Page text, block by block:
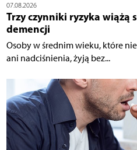
07.08.2026
Trzy czynniki ryzyka wiążą
demencji
Osoby w średnim wieku, które
ani nadciśnienia, żyją bez...